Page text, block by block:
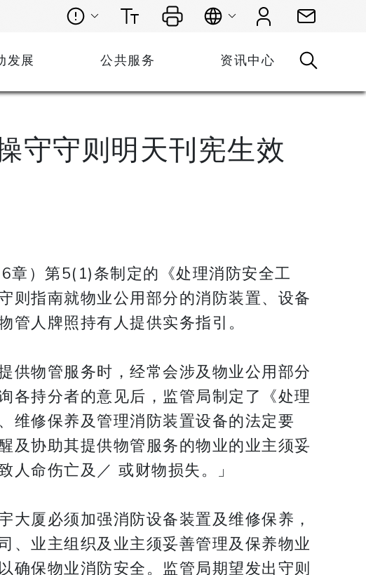
发展 公共服务 资讯中心
守守则明天刊宪生效
章）第5(1)条制定的《处理消防安全工
则指南就物业公用部分的消防装置、设备
人牌照持有人提供实务指引。
供物管服务时，经常会涉及物业公用部分
各持分者的意见后，监管局制定了《处理
维修保养及管理消防装置设备的法定要
及协助其提供物管服务的物业的业主须妥
命伤亡及／ 或财物损失。」
厦必须加强消防设备装置及维修保养，
、业主组织及业主须妥善管理及保养物业
确保物业消防安全。监管局期望发出守则